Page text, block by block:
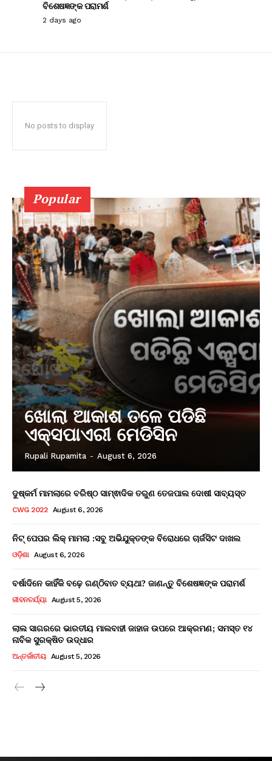
ବିଶେଷଜ୍ଞଙ୍କ ପରାମର୍ଶ
2 days ago
No posts to display
Popular
ଖୋଲା ଆକାଶ ତଳେ ପଡିଛି
ଏକ୍ସପାଏରୀ ମେଡିସିନ
Rupali Rupamita - August 6, 2026
ଦୁଷ୍କର୍ମ ମାମଲାରେ ବରିଷ୍ଠ ସାମ୍ଵାଦିକ ତରୁଣ ତେଜପାଲ ଦୋଷୀ ସାବ୍ୟସ୍ତ
CWG 2022 August 6, 2026
ନିଟ୍ ପେପର ଲିକ୍ ମାମଲା :ସବୁ ଅଭିଯୁକ୍ତଙ୍କ ବିରୋଧରେ ଚାର୍ଜସିଟ ଦାଖଲ
ଓଡ଼ିଶା August 6, 2026
ବର୍ଷାଦିନେ କାହିଁକି ବଢ଼େ ଗଣ୍ଠିବାତ ବ୍ୟଥା? ଜାଣନ୍ତୁ ବିଶେଷଜ୍ଞଙ୍କ ପରାମର୍ଶ
ଜୀବନଚର୍ଯ୍ୟା August 5, 2026
ଲାଲ ସାଗରରେ ଭାରତୀୟ ମାଲବାହୀ ଜାହାଜ ଉପରେ ଆକ୍ରମଣ; ସମସ୍ତ ୧୪
ନାବିକ ସୁରକ୍ଷିତ ଉଦ୍ଧାର
ଅନ୍ତର୍ଜାତୀୟ August 5, 2026